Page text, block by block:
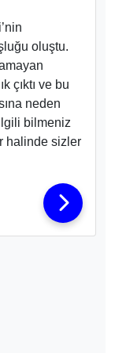
oluştu.
çıktı ve bu
neden
bilmeniz
halinde sizler